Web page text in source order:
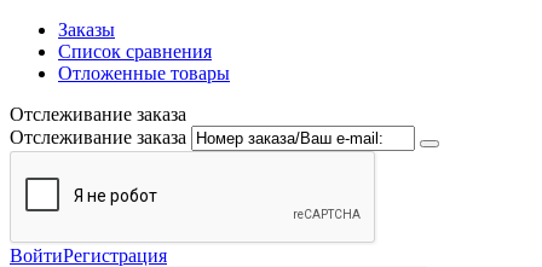
Заказы
Список сравнения
Отложенные товары
Отслеживание заказа
Отслеживание заказа
ВойтиРегистрация